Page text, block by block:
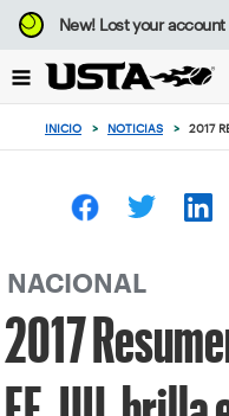
Enfoque
desde
botón
volver
principio
New!Lost your
INICIO > NOTICIAS > 2017
NACIONAL
2017